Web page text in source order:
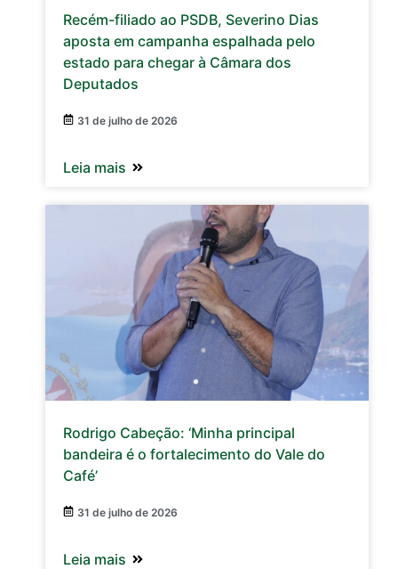
Recém-filiado ao PSDB, Severino Dias
aposta em campanha espalhada pelo
estado para chegar à Câmara dos
Deputados
31 de julho de 2026
Leia mais
Rodrigo Cabeção: ‘Minha principal
bandeira é o fortalecimento do Vale do
Café’
31 de julho de 2026
Leia mais